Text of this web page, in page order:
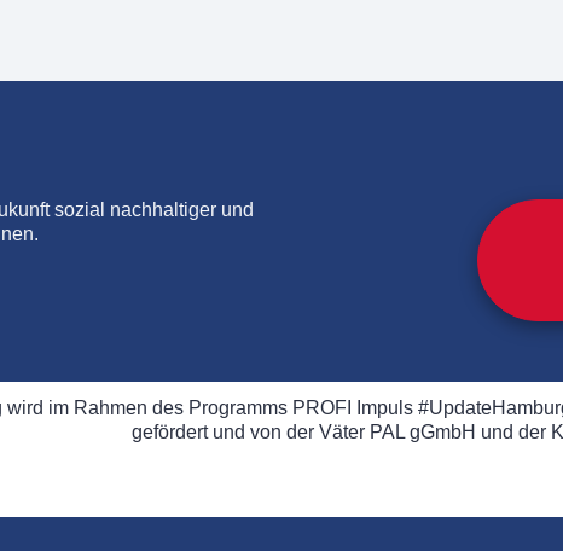
sozial nachhaltiger und
im Rahmen des Programms PROFI Impuls
gefördert und von der Väter PAL gGmbH und der